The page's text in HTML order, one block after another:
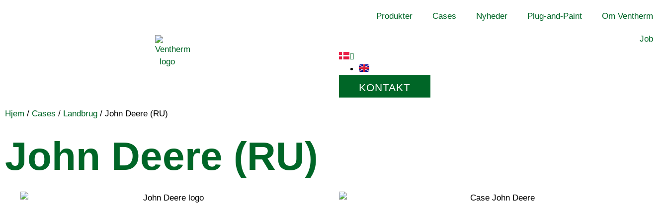
Produkter Cases Nyheder Plug-and-Paint Om Ventherm
Job
KONTAKT
Hjem / Cases / Landbrug / John Deere (RU)
John Deere (RU)